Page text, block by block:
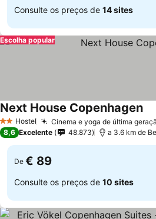
Consulte os preços de 14 sites
Escolha popular
2 Estrelas
Hostel Cinema e yoga de última
Next House Copenhagen
8,6 Excelente 48.873 a 3.6 km de
De € 89
Consulte os preços de 10 sites